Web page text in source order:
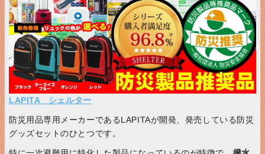
LAPITA シェルター
防災用品専用メーカーであるLAPITAが開発、発売している防災
グッズセットのひとつです。